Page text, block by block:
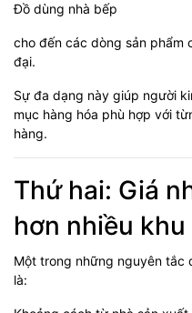
Đồ dùng nhà bếp
cho đến các dòng sản phẩm
đại.
Sự đa dạng này giúp người
mục hàng hóa phù hợp với
hàng.
Thứ hai: Giá
hơn nhiều
Một trong những nguyên tắc
là: